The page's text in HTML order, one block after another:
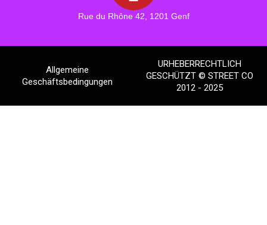
Rue du Rhône 42, 1201 Genf
Allgemeine
Geschäftsbedingungen
URHEBERRECHTLICH
GESCHÜTZT © STREET CO
2012 - 2025